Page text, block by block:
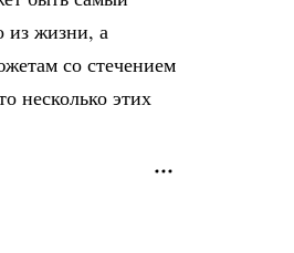
из жизни, а
со стечением
несколько этих